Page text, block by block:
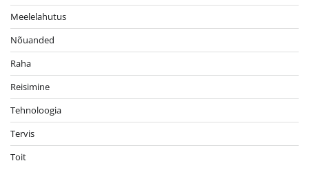
Meelelahutus
Nõuanded
Raha
Reisimine
Tehnoloogia
Tervis
Toit